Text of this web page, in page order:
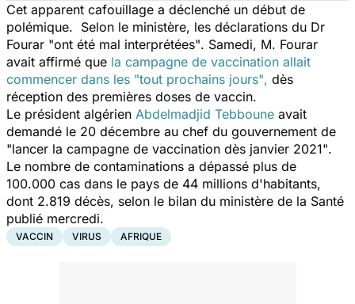
Cet apparent cafouillage a déclenché un début de
polémique. Selon le ministère, les déclarations du Dr
Fourar "ont été mal interprétées". Samedi, M. Fourar
avait affirmé que la campagne de vaccination allait
commencer dans les "tout prochains jours", dès
réception des premières doses de vaccin.
Le président algérien Abdelmadjid Tebboune avait
demandé le 20 décembre au chef du gouvernement de
"lancer la campagne de vaccination dès janvier 2021".
Le nombre de contaminations a dépassé plus de
100.000 cas dans le pays de 44 millions d'habitants,
dont 2.819 décès, selon le bilan du ministère de la Santé
publié mercredi.
VACCIN VIRUS AFRIQUE